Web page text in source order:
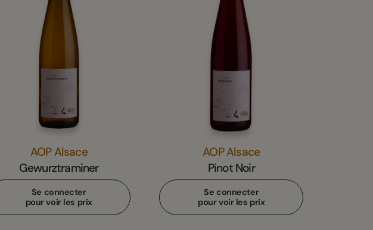
AOP Alsace
Gewurztraminer
Se connecter
pour voir les prix
AOP Alsace
Pinot Noir
Se connecter
pour voir les prix